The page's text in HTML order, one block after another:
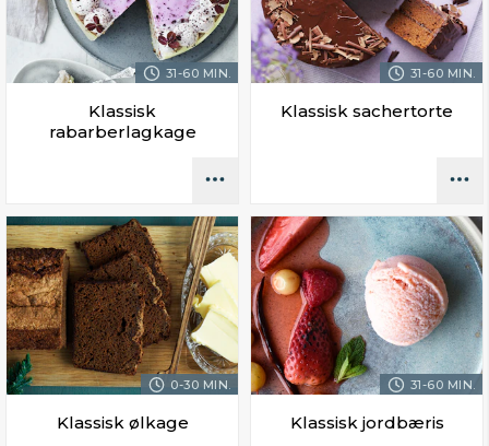
31-60 MIN.
Klassisk
rabarberlagkage
31-60 MIN.
Klassisk sachertorte
0-30 MIN.
Klassisk ølkage
31-60 MIN.
Klassisk jordbæris